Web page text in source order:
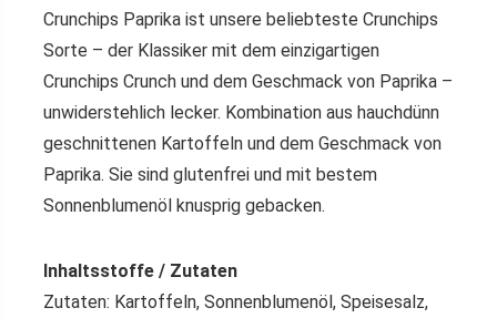
Crunchips Paprika ist unsere beliebteste Crunchips
Sorte – der Klassiker mit dem einzigartigen
Crunchips Crunch und dem Geschmack von Paprika –
unwiderstehlich lecker. Kombination aus hauchdünn
geschnittenen Kartoffeln und dem Geschmack von
Paprika. Sie sind glutenfrei und mit bestem
Sonnenblumenöl knusprig gebacken.
Inhaltsstoffe / Zutaten
Zutaten: Kartoffeln, Sonnenblumenöl, Speisesalz,